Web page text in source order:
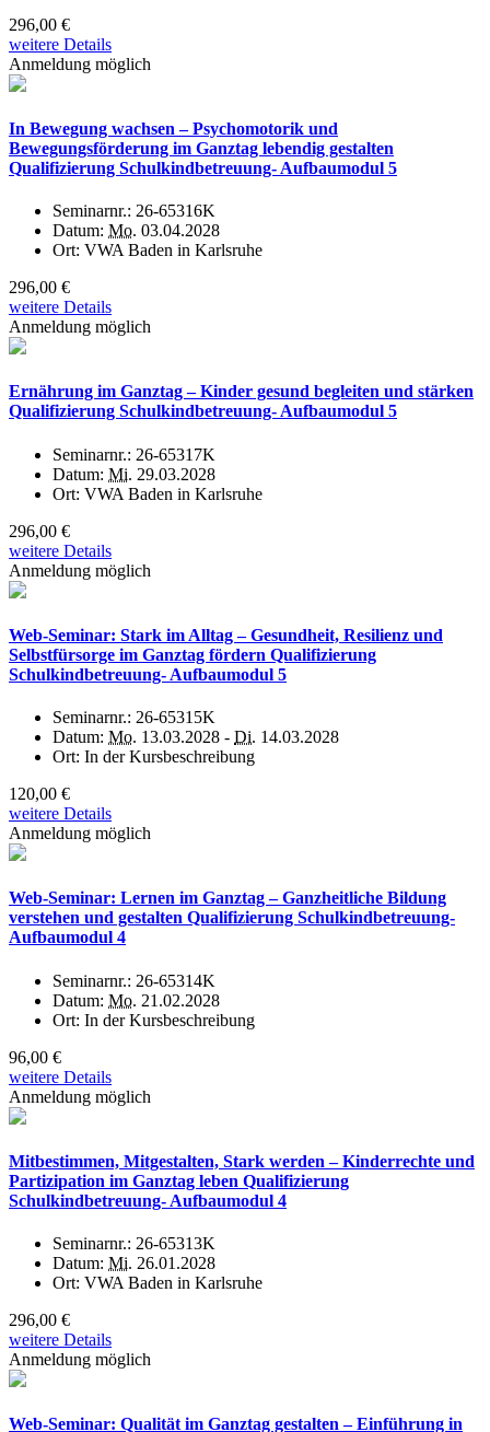
296,00 €
weitere Details
Anmeldung möglich
In Bewegung wachsen – Psychomotorik und
Bewegungsförderung im Ganztag lebendig gestalten
Qualifizierung Schulkindbetreuung- Aufbaumodul 5
Seminarnr.: 26-65316K
Datum: Mo. 03.04.2028
Ort: VWA Baden in Karlsruhe
296,00 €
weitere Details
Anmeldung möglich
Ernährung im Ganztag – Kinder gesund begleiten und stärken
Qualifizierung Schulkindbetreuung- Aufbaumodul 5
Seminarnr.: 26-65317K
Datum: Mi. 29.03.2028
Ort: VWA Baden in Karlsruhe
296,00 €
weitere Details
Anmeldung möglich
Web-Seminar: Stark im Alltag – Gesundheit, Resilienz und
Selbstfürsorge im Ganztag fördern Qualifizierung
Schulkindbetreuung- Aufbaumodul 5
Seminarnr.: 26-65315K
Datum: Mo. 13.03.2028 - Di. 14.03.2028
Ort: In der Kursbeschreibung
120,00 €
weitere Details
Anmeldung möglich
Web-Seminar: Lernen im Ganztag – Ganzheitliche Bildung
verstehen und gestalten Qualifizierung Schulkindbetreuung-
Aufbaumodul 4
Seminarnr.: 26-65314K
Datum: Mo. 21.02.2028
Ort: In der Kursbeschreibung
96,00 €
weitere Details
Anmeldung möglich
Mitbestimmen, Mitgestalten, Stark werden – Kinderrechte und
Partizipation im Ganztag leben Qualifizierung
Schulkindbetreuung- Aufbaumodul 4
Seminarnr.: 26-65313K
Datum: Mi. 26.01.2028
Ort: VWA Baden in Karlsruhe
296,00 €
weitere Details
Anmeldung möglich
Web-Seminar: Qualität im Ganztag gestalten – Einführung in